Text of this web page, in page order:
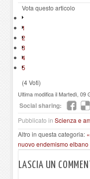
Vota questo articolo
1
2
3
4
5
(4 Voti)
Ultima modifica il Martedì, 09
Social sharing:
Pubblicato in Scienza e
Altro in questa categoria:
nuovo endemismo elbano
LASCIA UN